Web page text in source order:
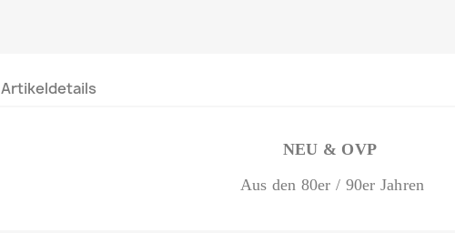
Artikeldetails
NEU & OVP
Aus den 80er / 90er Jahren